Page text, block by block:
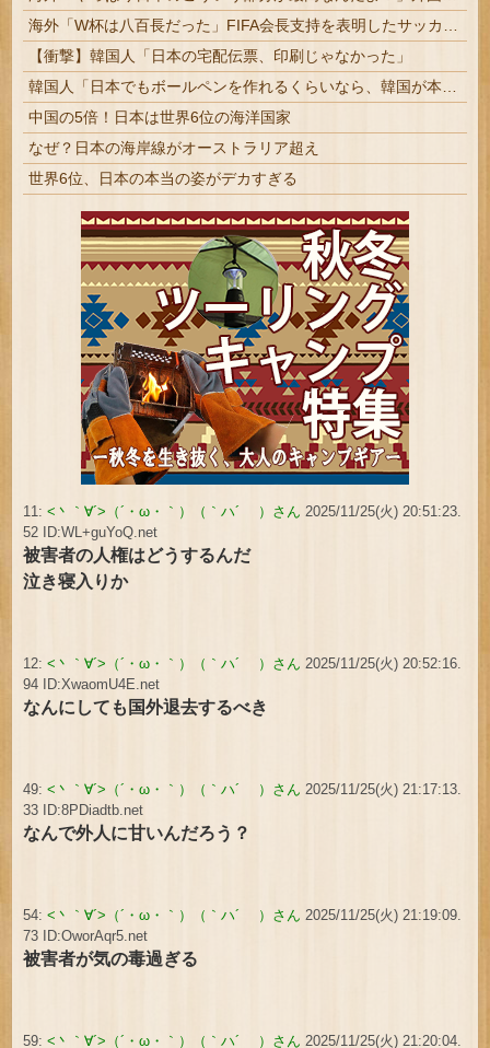
【衝撃】韓国人「日本の宅配伝票、印刷じゃなかった」
中国の5倍！日本は世界6位の海洋国家
なぜ？日本の海岸線がオーストラリア超え
世界6位、日本の本当の姿がデカすぎる
11:<丶｀∀´>（´・ω・｀）（｀ハ´ ）さん 2025/11/25(火) 20:51:23.
52 ID:WL+guYoQ.net
被害者の人権はどうするんだ
泣き寝入りか
12:<丶｀∀´>（´・ω・｀）（｀ハ´ ）さん 2025/11/25(火) 20:52:16.
94 ID:XwaomU4E.net
なんにしても国外退去するべき
49:<丶｀∀´>（´・ω・｀）（｀ハ´ ）さん 2025/11/25(火) 21:17:13.
33 ID:8PDiadtb.net
なんで外人に甘いんだろう？
54:<丶｀∀´>（´・ω・｀）（｀ハ´ ）さん 2025/11/25(火) 21:19:09.
73 ID:OworAqr5.net
被害者が気の毒過ぎる
59:<丶｀∀´>（´・ω・｀）（｀ハ´ ）さん 2025/11/25(火) 21:20:04.